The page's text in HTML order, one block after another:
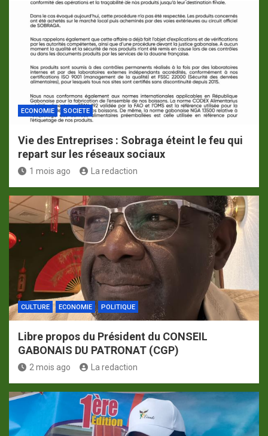
ECONOMIE SOCIETE
Vie des Entreprises : Sobraga éteint le feu qui
repart sur les réseaux sociaux
1 mois ago La redaction
CULTURE ECONOMIE POLITIQUE
Libre propos du Président du CONSEIL
GABONAIS DU PATRONAT (CGP)
2 mois ago La redaction